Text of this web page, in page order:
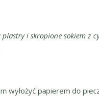
i skropione sokiem z
wyłożyć papierem do